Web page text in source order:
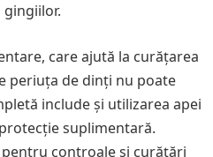
care ajută la curățarea
periuța de dinți nu poate
include și utilizarea apei
suplimentară.
controale și curățări